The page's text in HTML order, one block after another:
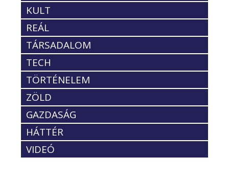
KULT
REÁL
TÁRSADALOM
TECH
TÖRTÉNELEM
ZÖLD
GAZDASÁG
HÁTTÉR
VIDEÓ